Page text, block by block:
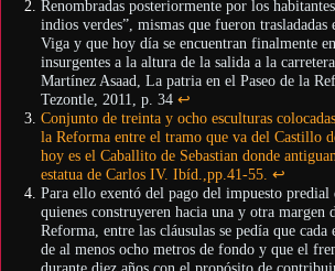
Renombradas posteriormente por los
indios verdes”, mismas que fueron
Viga y que hoy día se encuentran finalmente
insurgentes a la altura de la salida a la
Martínez Asaad, La patria en el Paseo de la
Tezontle, 2011, p. 34 ↩︎
Conjunto de treinta y ocho esculturas
la Reforma entre el tramo que va del Castillo
hoy es el Caballito de Sebastian donde
estatua de Carlos IV. Ibíd.,pp.41-55. ↩︎
Para ello exentó del pago del impuesto predial
quienes construyeren hacia una y otra margen
Reforma, entre las cláusulas se pedía que
de al menos ocho metros de fondo y que el